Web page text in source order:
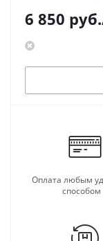
6 850 руб.
Оплата любым
способом